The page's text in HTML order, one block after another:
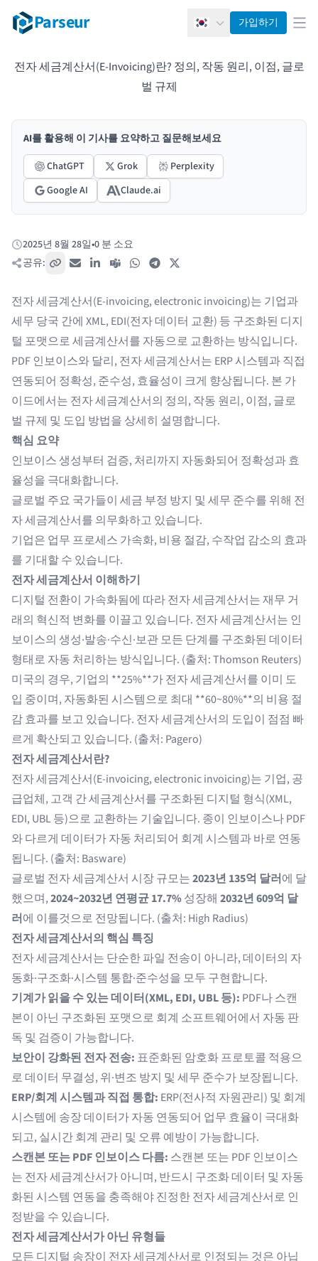
Parseur 한국어가입하기 메
전자 세금계산서(E-Invoicing)란? 정의, 작동 원리, 이점, 글로
벌 규제
AI를 활용해 이 기사를 요약하고 질문해보세요
ChatGPT
Grok
Perplexity
Google AI
Claude.ai
게시됨:
2025년 8월 28일•0 분 소요
공유:
링크 복사이메일LinkedIn
Teams WhatsAppTelegram
전자 세금계산서(E-invoicing, electronic invoicing)는 기업과
세무 당국 간에 XML, EDI(전자 데이터 교환) 등 구조화된 디지
털 포맷으로 세금계산서를 자동으로 교환하는 방식입니다.
PDF 인보이스와 달리, 전자 세금계산서는 ERP 시스템과 직접
연동되어 정확성, 준수성, 효율성이 크게 향상됩니다. 본 가
이드에서는 전자 세금계산서의 정의, 작동 원리, 이점, 글로
벌 규제 및 도입 방법을 상세히 설명합니다.
핵심 요약
인보이스 생성부터 검증, 처리까지 자동화되어 정확성과 효
율성을 극대화합니다.
글로벌 주요 국가들이 세금 부정 방지 및 세무 준수를 위해 전
자 세금계산서를 의무화하고 있습니다.
기업은 업무 프로세스 가속화, 비용 절감, 수작업 감소의 효과
를 기대할 수 있습니다.
전자 세금계산서 이해하기
디지털 전환이 가속화됨에 따라 전자 세금계산서는 재무 거
래의 혁신적 변화를 이끌고 있습니다. 전자 세금계산서는 인
보이스의 생성·발송·수신·보관 모든 단계를 구조화된 데이터
형태로 자동 처리하는 방식입니다. (출처:Thomson Reuters)
미국의 경우, 기업의 **25%**가 전자 세금계산서를 이미 도
입 중이며, 자동화된 시스템으로 최대 **60~80%**의 비용 절
감 효과를 보고 있습니다. 전자 세금계산서의 도입이 점점 빠
르게 확산되고 있습니다. (출처: Pagero)
전자 세금계산서란?
전자 세금계산서(E-invoicing, electronic invoicing)는 기업, 공
급업체, 고객 간 세금계산서를 구조화된 디지털 형식(XML,
EDI, UBL 등)으로 교환하는 기술입니다. 종이 인보이스나 PDF
와 다르게 데이터가 자동 처리되어 회계 시스템과 바로 연동
됩니다. (출처: Basware)
글로벌 전자 세금계산서 시장 규모는2023년 135억 달러에 달
했으며,2024~2032년 연평균 17.7%성장해 2032년 609억 달
러에 이를것으로 전망됩니다. (출처: High Radius)
전자 세금계산서의 핵심 특징
전자 세금계산서는 단순한 파일 전송이 아니라, 데이터의 자
동화·구조화·시스템 통합·준수성을 모두 구현합니다.
기계가 읽을 수 있는 데이터(XML, EDI, UBL 등): PDF나 스캔
본이 아닌 구조화된 포맷으로 회계 소프트웨어에서 자동 판
독 및 검증이 가능합니다.
보안이 강화된 전자 전송: 표준화된 암호화 프로토콜 적용으
로 데이터 무결성, 위·변조 방지 및 세무 준수가 보장됩니다.
ERP/회계 시스템과 직접 통합: ERP(전사적 자원관리) 및 회계
시스템에 송장 데이터가 자동 연동되어 업무 효율이 극대화
되고, 실시간 회계 관리 및 오류 예방이 가능합니다.
스캔본 또는 PDF 인보이스 다름: 스캔본 또는 PDF 인보이스
는 전자 세금계산서가 아니며, 반드시 구조화 데이터 및 자동
화된 시스템 연동을 충족해야 진정한 전자 세금계산서로 인
정받을 수 있습니다.
전자 세금계산서가 아닌 유형들
모든 디지털 송장이 전자 세금계산서로 인정되는 것은 아닙